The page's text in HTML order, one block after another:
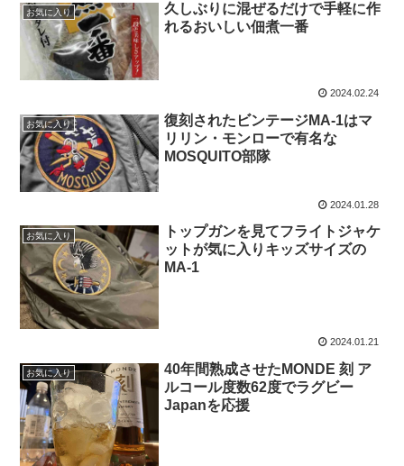
お気に入り
久しぶりに混ぜるだけで手軽に作
れるおいしい佃煮一番
2024.02.24
お気に入り
復刻されたビンテージMA-1はマ
リリン・モンローで有名な
MOSQUITO部隊
2024.01.28
お気に入り
トップガンを見てフライトジャケ
ットが気に入りキッズサイズの
MA-1
2024.01.21
お気に入り
40年間熟成させたMONDE 刻 ア
ルコール度数62度でラグビー
Japanを応援